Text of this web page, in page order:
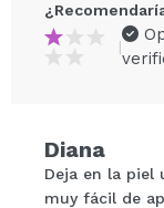
Tu vídeo
|
Diana
Deja en la piel
muy fácil de